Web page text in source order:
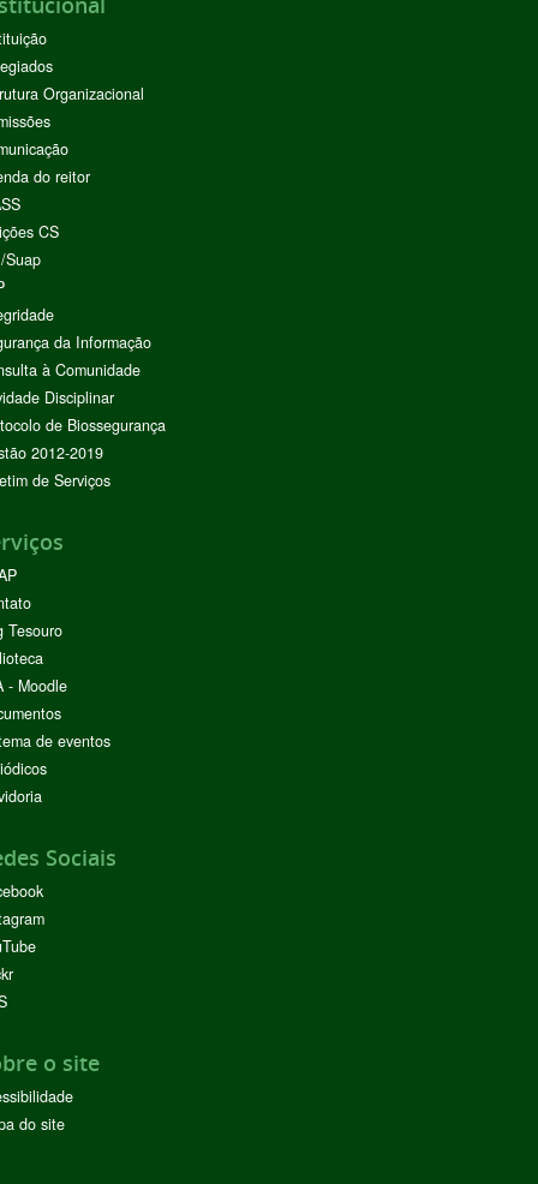
Organizacional
do reitor
CS
Suap
da Informação
à Comunidade
Disciplinar
de Biossegurança
2012-2019
de Serviços
Tesouro
- Moodle
de eventos
Sociais
o site
do site